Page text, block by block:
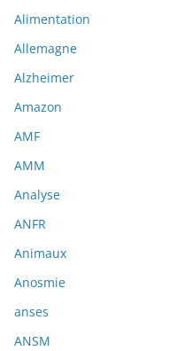
Alimentation
Allemagne
Alzheimer
Amazon
AMF
AMM
Analyse
ANFR
Animaux
Anosmie
anses
ANSM